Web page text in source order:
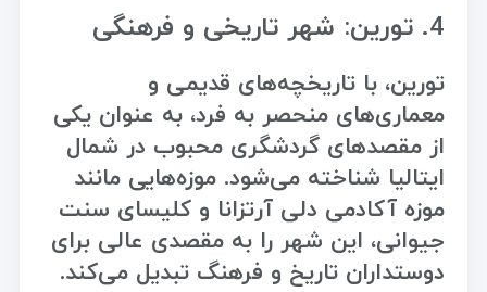
4. تورین: شهر تاریخی و فرهنگی
تورین، با تاریخچه‌های قدیمی و
معماری‌های منحصر به فرد، به عنوان یکی
از مقصدهای گردشگری محبوب در شمال
ایتالیا شناخته می‌شود. موزه‌هایی مانند
موزه آکادمی دلی آرتزانا و کلیسای سنت
جیوانی، این شهر را به مقصدی عالی برای
دوستداران تاریخ و فرهنگ تبدیل می‌کند.